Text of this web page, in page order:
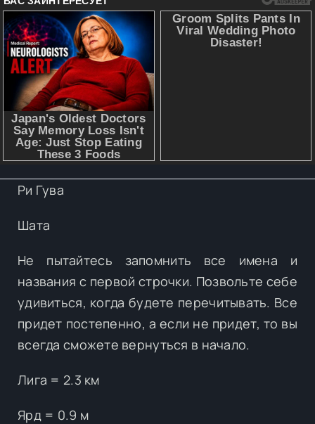
Ри Гува
Шата
Не пытайтесь запомнить все имена и
названия с первой строчки. Позвольте себе
удивиться, когда будете перечитывать. Все
придет постепенно, а если не придет, то вы
всегда сможете вернуться в начало.
Лига = 2.3 км
Ярд = 0.9 м